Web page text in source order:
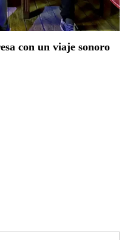
con un viaje sonoro